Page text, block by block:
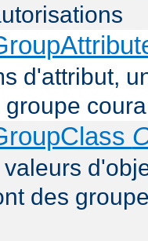
d'attribut,
groupe
des